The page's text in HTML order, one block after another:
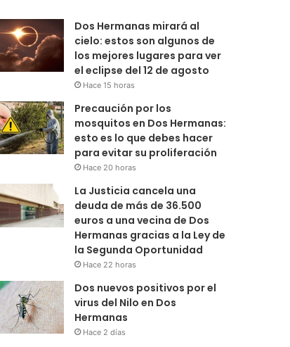
Dos Hermanas mirará al
cielo: estos son algunos de
los mejores lugares para ver
el eclipse del 12 de agosto
Hace 15 horas
Precaución por los
mosquitos en Dos Hermanas:
esto es lo que debes hacer
para evitar su proliferación
Hace 20 horas
La Justicia cancela una
deuda de más de 36.500
euros a una vecina de Dos
Hermanas gracias a la Ley de
la Segunda Oportunidad
Hace 22 horas
Dos nuevos positivos por el
virus del Nilo en Dos
Hermanas
Hace 2 días